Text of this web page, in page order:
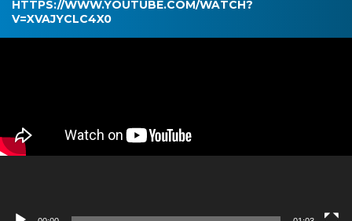
HTTPS://WWW.YOUTUBE.COM/WATCH?
V=XVAJYCLC4X0
Pemutar